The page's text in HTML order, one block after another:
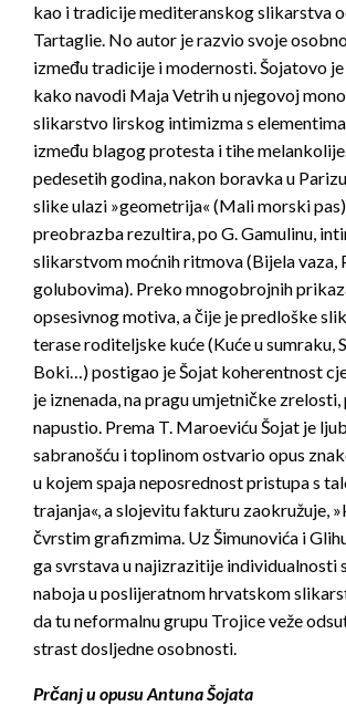
kao i tradicije mediteranskog slikarstva
Tartaglie. No autor je razvio svoje
između tradicije i modernosti. Šojatovo
kako navodi Maja Vetrih u njegovoj
slikarstvo lirskog intimizma s
između blagog protesta i tihe
pedesetih godina, nakon boravka u
slike ulazi »geometrija« (Mali morski
preobrazba rezultira, po G. Gamulinu,
slikarstvom moćnih ritmova (Bijela vaza,
golubovima). Preko mnogobrojnih
opsesivnog motiva, a čije je predloške
terase roditeljske kuće (Kuće u sumraku,
Boki…) postigao je Šojat koherentnost
je iznenada, na pragu umjetničke zrelosti,
napustio. Prema T. Maroeviću Šojat je
sabranošću i toplinom ostvario opus
u kojem spaja neposrednost pristupa s
trajanja«, a slojevitu fakturu zaokružuje,
čvrstim grafizmima. Uz Šimunovića i
ga svrstava u najizrazitije individualnosti
naboja u poslijeratnom hrvatskom
da tu neformalnu grupu Trojice veže
strast dosljedne osobnosti.
Prčanj u opusu Antuna Šojata